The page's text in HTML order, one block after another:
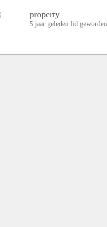
property
5 jaar geleden lid geworden